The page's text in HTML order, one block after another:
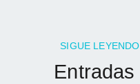
SIGUE